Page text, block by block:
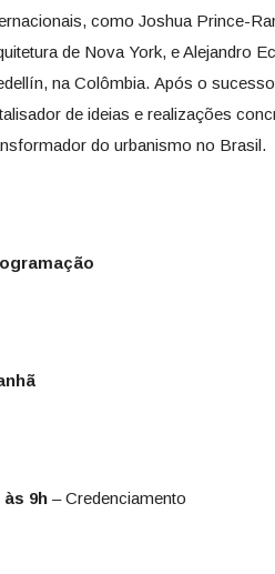
como Joshua Prince-
de Nova York, e Alejandro
na Colômbia. Após o
de ideias e realizações
do urbanismo no Brasil.
às 9h – Credenciamento